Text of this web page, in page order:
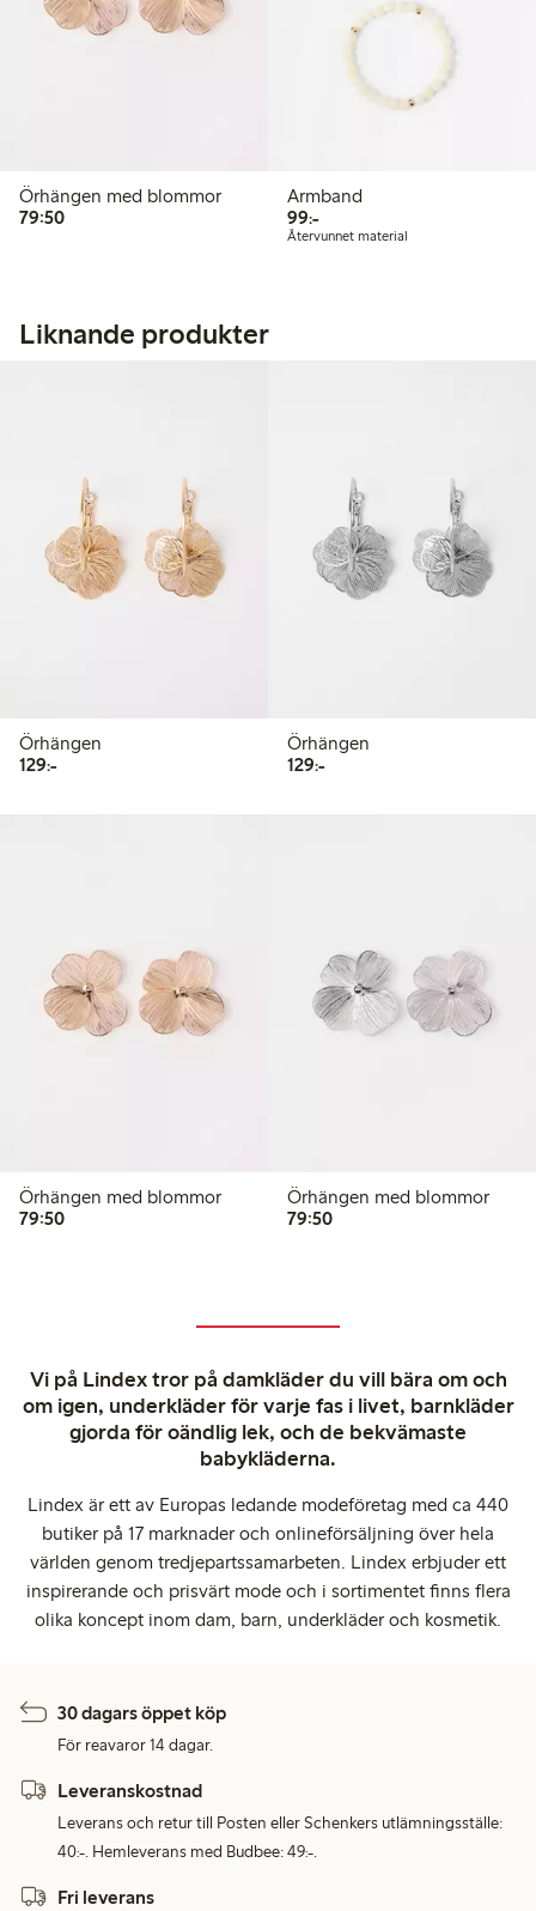
Örhängen med blommor
79:5079,50 kr
Armband
99:-99,00 kr
Återvunnet material
Liknande produkter
Örhängen
129:-129,00 kr
Örhängen
129:-129,00 kr
Örhängen med blommor
79:5079,50 kr
Örhängen med blommor
79:5079,50 kr
Vi på Lindex tror på damkläder du vill bära om och
om igen, underkläder för varje fas i livet, barnkläder
gjorda för oändlig lek, och de bekvämaste
babykläderna.
Lindex är ett av Europas ledande modeföretag med ca 440
butiker på 17 marknader och onlineförsäljning över hela
världen genom tredjepartssamarbeten. Lindex erbjuder ett
inspirerande och prisvärt mode och i sortimentet finns flera
olika koncept inom dam, barn, underkläder och kosmetik.
30 dagars öppet köp
För reavaror 14 dagar.
Leveranskostnad
Leverans och retur till Posten eller Schenkers utlämningsställe:
40:-. Hemleverans med Budbee: 49:-.
Fri leverans